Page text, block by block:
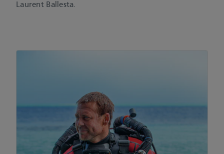
Laurent Ballesta.